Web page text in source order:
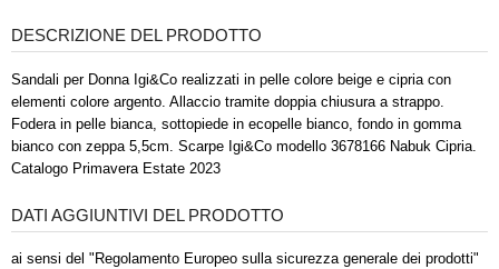
DESCRIZIONE DEL PRODOTTO
Sandali per Donna Igi&Co realizzati in pelle colore beige e cipria con
elementi colore argento. Allaccio tramite doppia chiusura a strappo.
Fodera in pelle bianca, sottopiede in ecopelle bianco, fondo in gomma
bianco con zeppa 5,5cm. Scarpe Igi&Co modello 3678166 Nabuk Cipria.
Catalogo Primavera Estate 2023
DATI AGGIUNTIVI DEL PRODOTTO
ai sensi del "Regolamento Europeo sulla sicurezza generale dei prodotti"